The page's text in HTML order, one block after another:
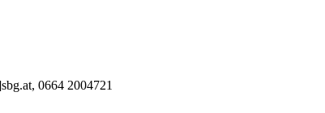
0664 2004721